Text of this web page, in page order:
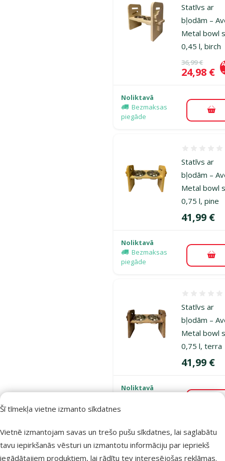
Šī tīmekļa vietne izmanto sīkdatnes
Vietnē izmantojam savas un trešo pušu sīkdatnes, lai saglabātu
tavu iepirkšanās vēsturi un izmantotu informāciju par iepriekš
iegādātajiem produktiem, lai rādītu tev interesējošas reklāmas.
Statīvs ar
bļodām –
Metal bowl
0,45 l, birch
Oriģinālā
36,99 €
Cena
24,98 €
Noliktavā
Bezmaksas
piegāde
Statīvs ar
bļodām –
Metal bowl
0,75 l, pine
Cena
41,99 €
Noliktavā
Bezmaksas
piegāde
Statīvs ar
bļodām –
Metal bowl
0,75 l, terra
Cena
41,99 €
Noliktavā
Akvārija